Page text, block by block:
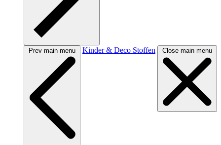
Prev main menu Kinder & Deco Stoffen Close main menu